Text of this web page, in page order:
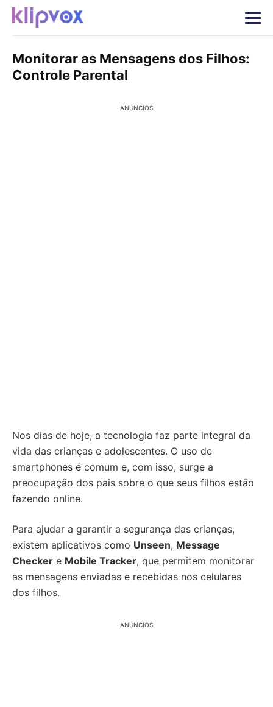
Monitorar as Mensagens dos Filhos:
Controle Parental
ANÚNCIOS
Nos dias de hoje, a tecnologia faz parte integral da
vida das crianças e adolescentes. O uso de
smartphones é comum e, com isso, surge a
preocupação dos pais sobre o que seus filhos estão
fazendo online.
Para ajudar a garantir a segurança das crianças,
existem aplicativos como Unseen, Message
Checker e Mobile Tracker, que permitem monitorar
as mensagens enviadas e recebidas nos celulares
dos filhos.
ANÚNCIOS